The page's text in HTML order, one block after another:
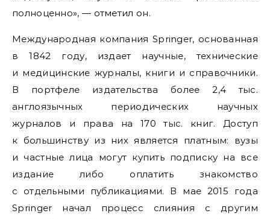
полноценно», — отметил он.
Международная компания Springer, основанная
в 1842 году, издает научные, технические
и медицинские журналы, книги и справочники.
В портфеле издательства более 2,4 тыс.
англоязычных периодических научных
журналов и права на 170 тыс. книг. Доступ
к большинству из них является платным: вузы
и частные лица могут купить подписку на все
издание либо оплатить знакомство
с отдельными публикациями. В мае 2015 года
Springer начал процесс слияния с другим